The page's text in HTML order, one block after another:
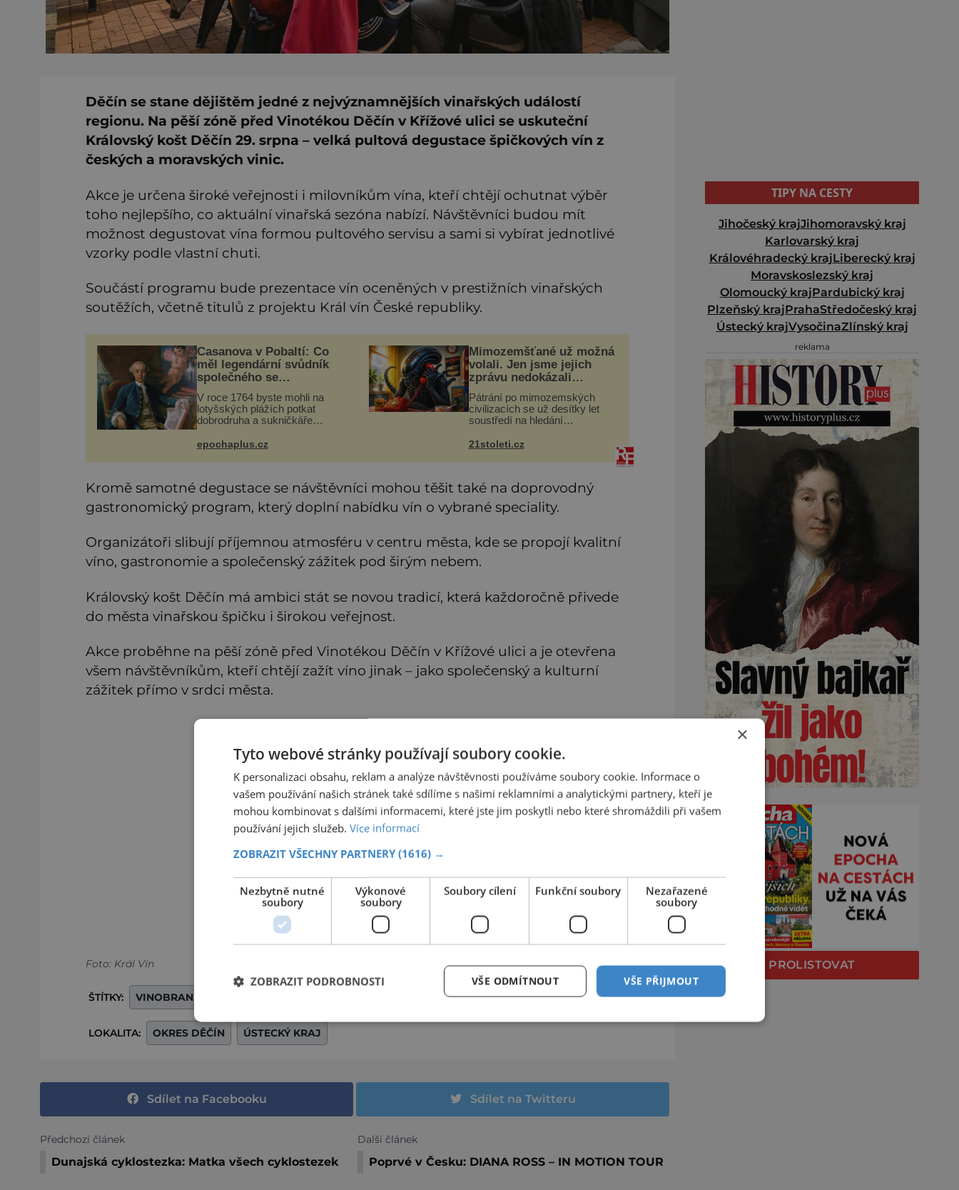
Děčín se stane dějištěm jedné z nejvýznamnějších vinařských událostí
regionu. Na pěší zóně před Vinotékou Děčín v Křížové ulici se uskuteční
Královský košt Děčín 29. srpna – velká pultová degustace špičkových vín z
českých a moravských vinic.
Akce je určena široké veřejnosti i milovníkům vína, kteří chtějí ochutnat výběr
toho nejlepšího, co aktuální vinařská sezóna nabízí. Návštěvníci budou mít
možnost degustovat vína formou pultového servisu a sami si vybírat jednotlivé
vzorky podle vlastní chuti.
Součástí programu bude prezentace vín oceněných v prestižních vinařských
soutěžích, včetně titulů z projektu Král vín České republiky.
Casanova v Pobaltí: Co
měl legendární svůdník
společného se
svobodnými zednáři?
V roce 1764 byste mohli na
lotyšských plážích potkat
dobrodruha a sukničkáře
Giacoma Casanovu. Jeho
cesta k Baltskému moři však
ryze pracovní cestou se
epochaplus.cz
Mimozemšťané už možná
volali. Jen jsme jejich
zprávu nedokázali
rozpoznat
Pátrání po mimozemských
civilizacích se už desítky let
soustředí na hledání
signálů, které by příroda sama
však naznačuje, že právě tato
21stoleti.cz
Kromě samotné degustace se návštěvníci mohou těšit také na doprovodný
gastronomický program, který doplní nabídku vín o vybrané speciality.
Organizátoři slibují příjemnou atmosféru v centru města, kde se propojí kvalitní
víno, gastronomie a společenský zážitek pod širým nebem.
Královský košt Děčín má ambici stát se novou tradicí, která každoročně přivede
do města vinařskou špičku i širokou veřejnost.
Akce proběhne na pěší zóně před Vinotékou Děčín v Křížové ulici a je otevřena
všem návštěvníkům, kteří chtějí zažít víno jinak – jako společenský a kulturní
zážitek přímo v srdci města.
Foto: Král Vín
ŠTÍTKY: VINOBRANÍ
LOKALITA: OKRES DĚČÍN ÚSTECKÝ KRAJ
Sdílet na Facebooku Sdílet na Twitteru
Předchozí článek
Dunajská cyklostezka: Matka všech cyklostezek
Další článek
Poprvé v Česku: DIANA ROSS – IN MOTION TOUR
TIPY NA CESTY
Jihočeský krajJihomoravský kraj
Karlovarský kraj
Královéhradecký krajLiberecký kraj
Moravskoslezský kraj
Olomoucký krajPardubický kraj
Plzeňský krajPrahaStředočeský kraj
Ústecký krajVysočinaZlínský kraj
reklama
PROLISTOVAT
×
Tyto webové stránky používají soubory cookie.
K personalizaci obsahu, reklam a analýze návštěvnosti používáme soubory cookie. Informace o
vašem používání našich stránek také sdílíme s našimi reklamními a analytickými partnery, kteří je
mohou kombinovat s dalšími informacemi, které jste jim poskytli nebo které shromáždili při vašem
používání jejich služeb. Více informací
ZOBRAZIT VŠECHNY PARTNERY (1616) →
Nezbytně nutné
soubory
Výkonové
soubory
Soubory cílení Funkční soubory
Nezařazené
soubory
VŠE PŘIJMOUT
VŠE ODMÍTNOUT
ZOBRAZIT PODROBNOSTI